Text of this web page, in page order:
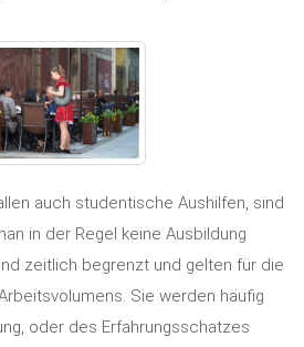
auch studentische Aushilfen, sind
in der Regel keine Ausbildung
zeitlich begrenzt und gelten für die
Sie werden häufig
oder des Erfahrungsschatzes